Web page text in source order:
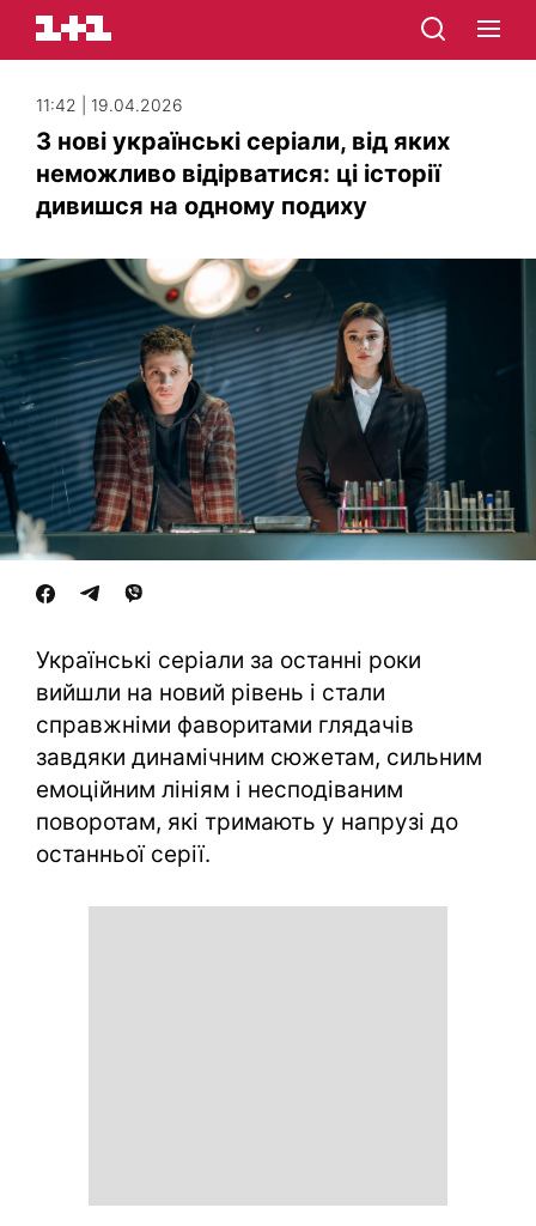
11:42 | 19.04.2026
3 нові українські серіали, від яких
неможливо відірватися: ці історії
дивишся на одному подиху
Українські серіали за останні роки
вийшли на новий рівень і стали
справжніми фаворитами глядачів
завдяки динамічним сюжетам, сильним
емоційним лініям і несподіваним
поворотам, які тримають у напрузі до
останньої серії.